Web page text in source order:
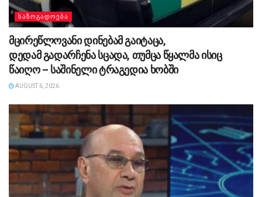
ᲡᲐᲖᲝᲒᲐᲓᲝᲔᲑᲐ
მცირეწლოვანი დინებამ გაიტაცა,
დედამ გადარჩენა სცადა, თუმცა წყალმა ისიც
წაიღო – საშინელი ტრაგედია ხობში
AUGUST 6, 2026